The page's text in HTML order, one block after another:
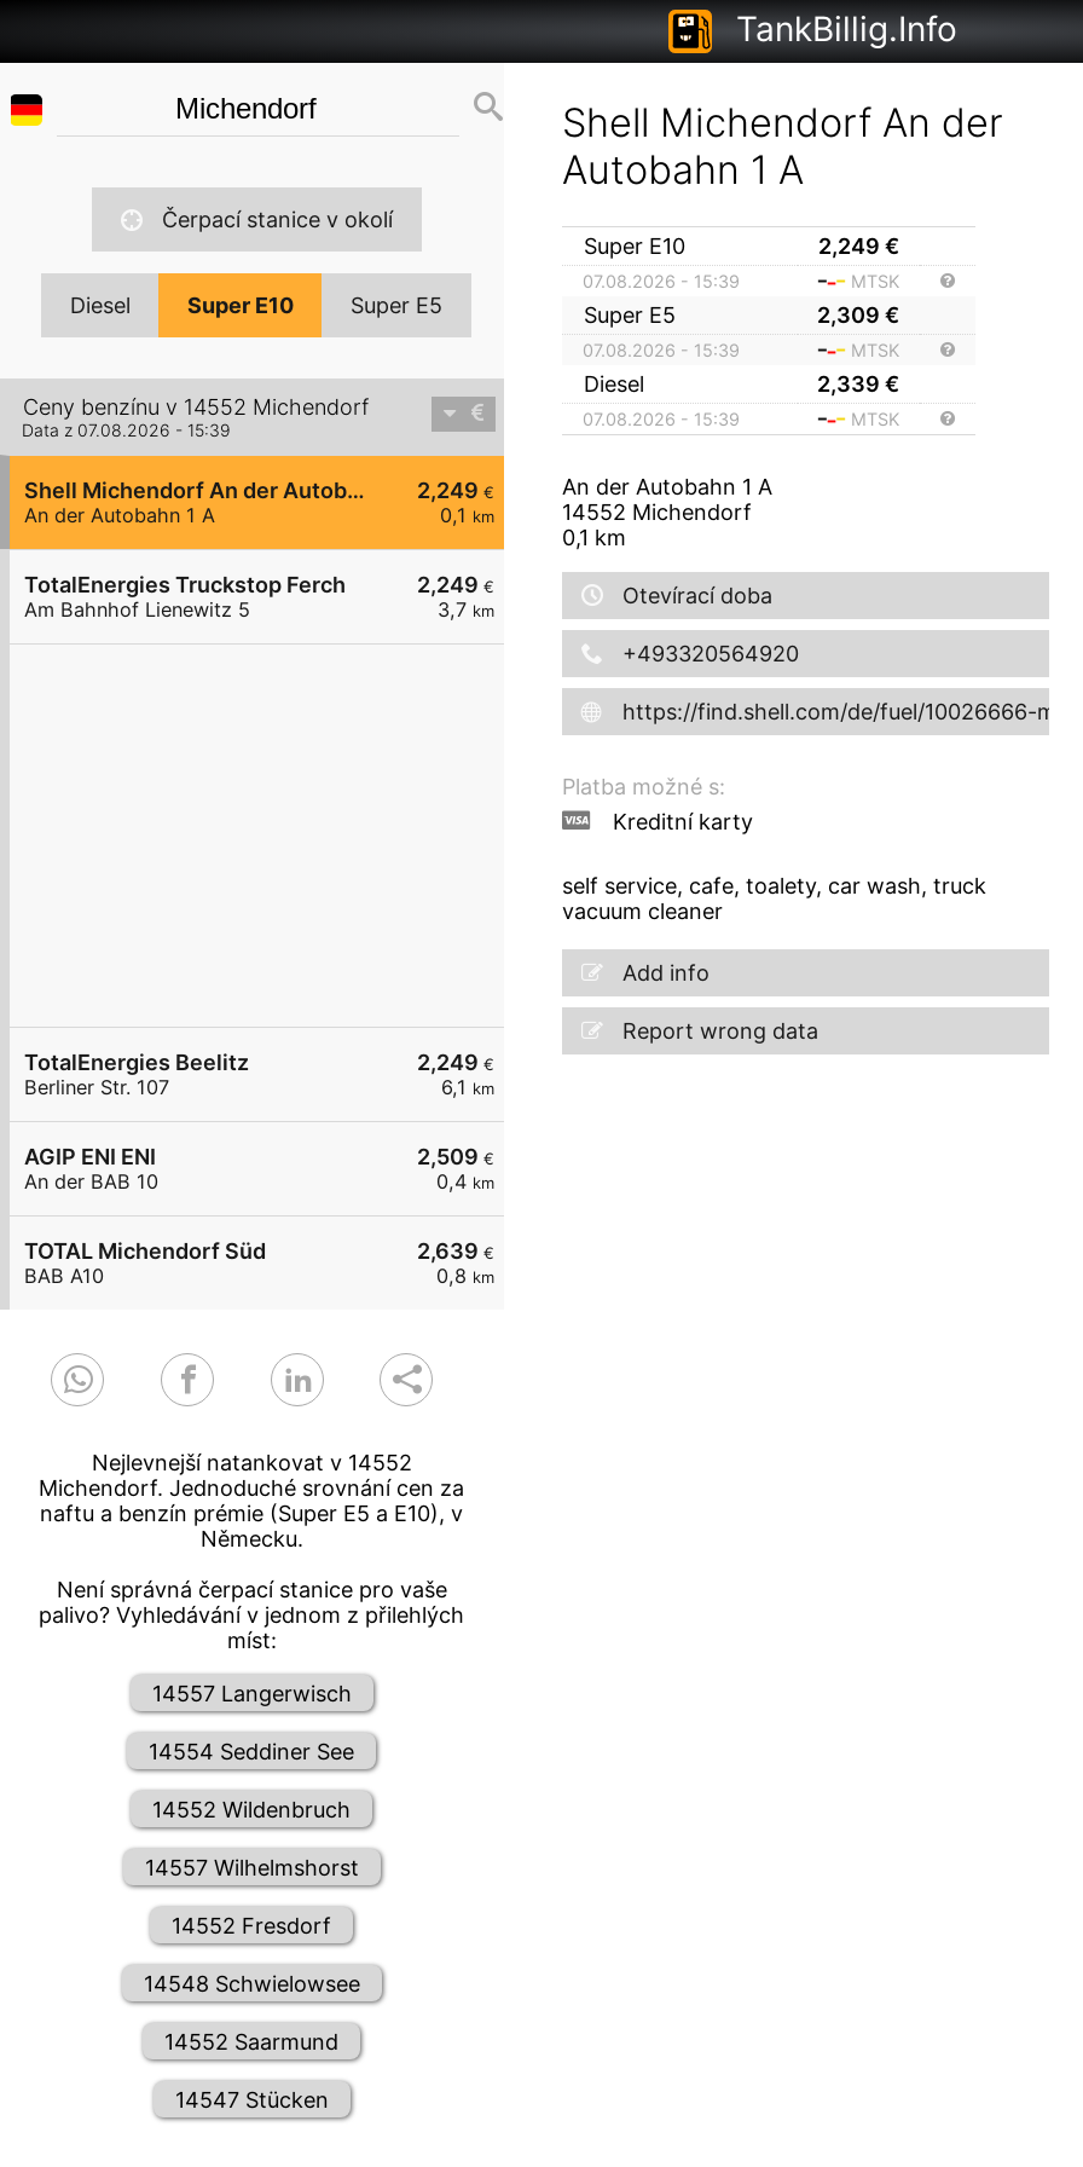
TankBillig.Info
Čerpací stanice v okolí
Diesel Super E10 Super E5
Ceny benzínu v 14552 Michendorf
Data z 07.08.2026 - 15:39
2,249 €
0,1 km
Shell Michendorf An der Autobahn 1 A
An der Autobahn 1 A
2,249 €
3,7 km
TotalEnergies Truckstop Ferch
Am Bahnhof Lienewitz 5
2,249 €
6,1 km
TotalEnergies Beelitz
Berliner Str. 107
2,509 €
0,4 km
AGIP ENI ENI
An der BAB 10
2,639 €
0,8 km
TOTAL Michendorf Süd
BAB A10
Nejlevnejší natankovat v 14552
Michendorf. Jednoduché srovnání cen za
naftu a benzín prémie (Super E5 a E10), v
Německu.
Není správná čerpací stanice pro vaše
palivo? Vyhledávání v jednom z přilehlých
míst:
14557 Langerwisch
14554 Seddiner See
14552 Wildenbruch
14557 Wilhelmshorst
14552 Fresdorf
14548 Schwielowsee
14552 Saarmund
14547 Stücken
Shell Michendorf An der
Autobahn 1 A
Super E10 2,249 €
07.08.2026 - 15:39 MTSK
Super E5 2,309 €
07.08.2026 - 15:39 MTSK
Diesel 2,339 €
07.08.2026 - 15:39 MTSK
An der Autobahn 1 A
14552 Michendorf
0,1 km
Otevírací doba
+493320564920
https://find.shell.com/de/fuel/10026666-
Platba možné s:
Kreditní karty
self service, cafe, toalety, car wash, truck
vacuum cleaner
Add info
Report wrong data